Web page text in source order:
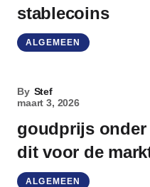
stablecoins
ALGEMEEN
By Stef
maart 3, 2026
goudprijs
dit voor de
ALGEMEEN